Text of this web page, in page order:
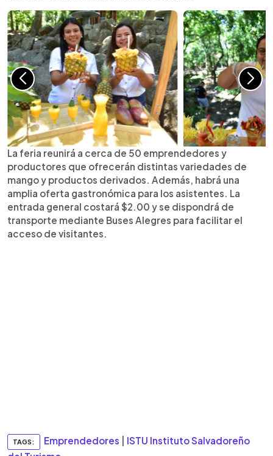
de 50 emprendedores y productores que
ofrecerán distintas variedades de mango y
productos derivados. Además, habrá una amplia
oferta gastronómica para los asistentes. La
entrada general costará $2.00 y se dispondrá de
transporte mediante Buses Alegres para facilitar
el acceso de visitantes.
La feria reunirá a cerca de 50 emprendedores y
productores que ofrecerán distintas variedades de
mango y productos derivados. Además, habrá una
amplia oferta gastronómica para los asistentes. La
entrada general costará $2.00 y se dispondrá de
transporte mediante Buses Alegres para facilitar el
acceso de visitantes.
TAGS: Emprendedores
ISTU Instituto Salvadoreño